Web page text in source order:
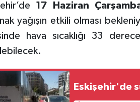
17 Haziran
yağışın etkili olması
hava sıcaklığı 33
Eskişehir'de